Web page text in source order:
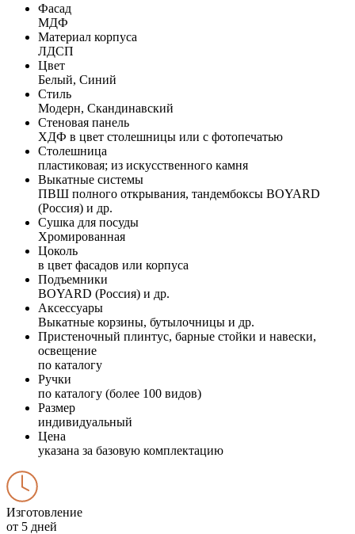
Фасад
МДФ
Материал корпуса
ЛДСП
Цвет
Белый, Синий
Стиль
Модерн, Скандинавский
Стеновая панель
ХДФ в цвет столешницы или с фотопечатью
Столешница
пластиковая; из искусственного камня
Выкатные системы
ПВШ полного открывания, тандембоксы BOYARD
(Россия) и др.
Сушка для посуды
Хромированная
Цоколь
в цвет фасадов или корпуса
Подъемники
BOYARD (Россия) и др.
Аксессуары
Выкатные корзины, бутылочницы и др.
Пристеночный плинтус, барные стойки и навески,
освещение
по каталогу
Ручки
по каталогу (более 100 видов)
Размер
индивидуальный
Цена
указана за базовую комплектацию
Изготовление
от 5 дней